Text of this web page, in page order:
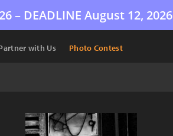
– DEADLINE August 12, 2026
with Us Photo Contest